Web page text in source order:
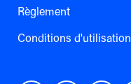
Règlement
Conditions d'utilisation